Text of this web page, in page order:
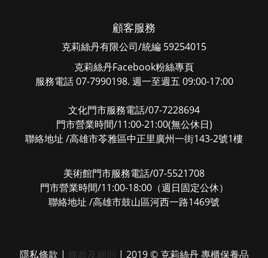
顧客服務
克莉絲丹有限公司/統編 59254015
克莉絲丹Facebook粉絲專頁
服務電話 07-7990198. 週一至週五 09:00-17:00
文化門市服務電話/07-7228694
門市營業時間/11:00-21:00(無公休日)
聯絡地址 /高雄市苓雅區中正里廣州一街143-2號1樓
美術館門市服務電話/07-5521708
門市營業時間/11:00-18:00（週日固定公休）
聯絡地址 /高雄市鼓山區河西一路1469號
隱私條款 | 條款及細則 | 2019 © 克莉絲丹 專櫃保養品